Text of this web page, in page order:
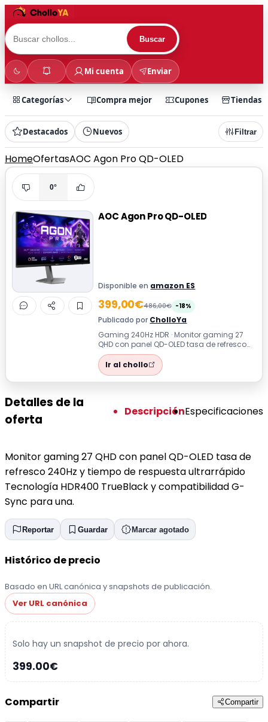
Buscar
Mi cuenta Enviar
Categorías Compra mejor Cupones Tiendas
Destacados Nuevos Filtrar
HomeOfertasAOC Agon Pro QD-OLED
0°
AOC Agon Pro QD-OLED
Disponible en amazon ES
399,00€486,00€ -18%
Publicado por CholloYa
Gaming 240Hz HDR · Monitor gaming 27
QHD con panel QD-OLED tasa de refresco
240Hz y tiempo de respuesta ultrarrápido
... Ir al chollo
Detalles de la
oferta
DescripciónEspecificaciones
Monitor gaming 27 QHD con panel QD-OLED tasa de
refresco 240Hz y tiempo de respuesta ultrarrápido
Tecnología HDR400 TrueBlack y compatibilidad G-
Sync para una.
Reportar Guardar Marcar agotado
Histórico de precio
Basado en URL canónica y snapshots de publicación.
Ver URL canónica
Solo hay un snapshot de precio por ahora.
399.00€
Compartir Compartir